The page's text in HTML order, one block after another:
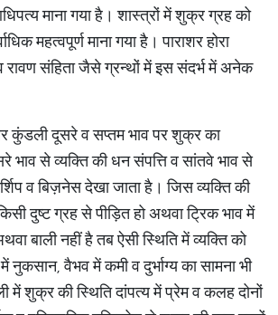
माना गया है। शास्त्रों में शुक्र ग्रह को
महत्वपूर्ण माना गया है। पाराशर होरा
रावण संहिता जैसे ग्रन्थों में इस संदर्भ में अनेक
कुंडली दूसरे व सप्तम भाव पर शुक्र का
भाव से व्यक्ति की धन संपत्ति व सांतवे भाव से
व बिज़नेस देखा जाता है। जिस व्यक्ति की
दुष्ट ग्रह से पीड़ित हो अथवा ट्रिक भाव में
बाली नहीं है तब ऐसी स्थिति में व्यक्ति को
नुकसान, वैभव में कमी व दुर्भाग्य का सामना भी
में शुक्र की स्थिति दांपत्य में प्रेम व कलह दोनों